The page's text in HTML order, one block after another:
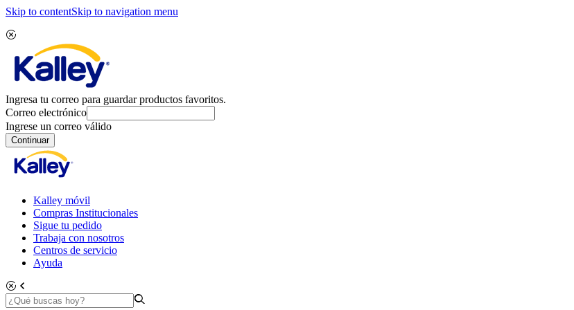
Skip to contentSkip to navigation menu
Ingresa tu correo para guardar productos favoritos.
Correo electrónico
Ingrese un correo válido
Continuar
Kalley móvil
Compras Institucionales
Sigue tu pedido
Trabaja con nosotros
Centros de servicio
Ayuda